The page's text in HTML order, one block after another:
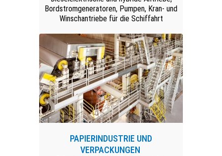
Bordstromgeneratoren, Pumpen, Kran- und
Winschantriebe für die Schiffahrt
PAPIERINDUSTRIE UND
VERPACKUNGEN